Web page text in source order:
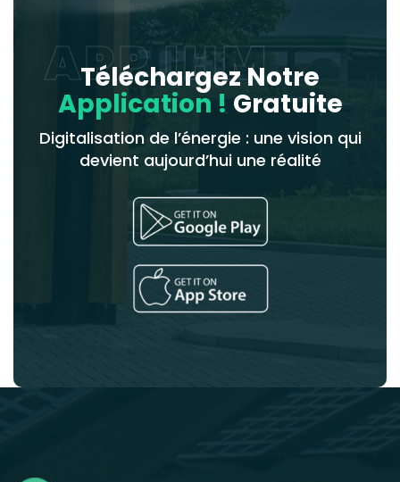
APP IHM
Téléchargez Notre
Application ! Gratuite
Digitalisation de l’énergie : une vision qui
devient aujourd’hui une réalité